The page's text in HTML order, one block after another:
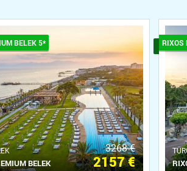
BELEK 5*
BELEK
3268 €
2157 €
RIXOS